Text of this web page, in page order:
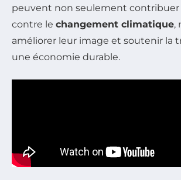
peuvent non seulement contribuer
contre le changement climatique,
améliorer leur image et soutenir la
une économie durable.